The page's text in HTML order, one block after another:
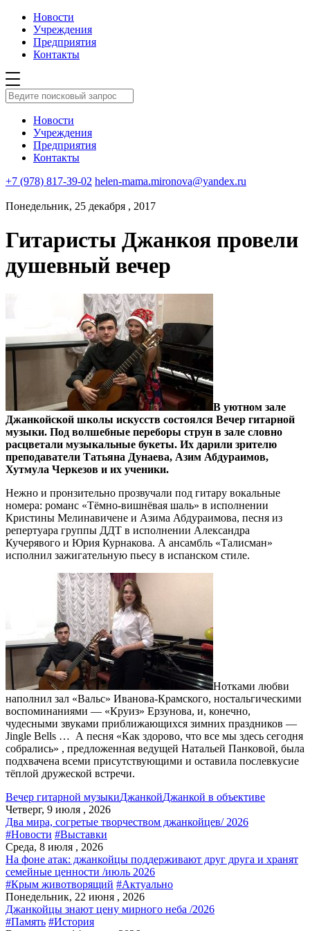
Новости
Учреждения
Предприятия
Контакты
Новости
Учреждения
Предприятия
Контакты
+7 (978) 817-39-02 helen-mama.mironova@yandex.ru
Понедельник, 25 декабря , 2017
Гитаристы Джанкоя провели
душевный вечер
В уютном зале
Джанкойской школы искусств состоялся Вечер гитарной
музыки. Под волшебные переборы струн в зале словно
расцветали музыкальные букеты. Их дарили зрителю
преподаватели Татьяна Дунаева, Азим Абдураимов,
Хутмула Черкезов и их ученики.
Нежно и пронзительно прозвучали под гитару вокальные
номера: романс «Тёмно-вишнёвая шаль» в исполнении
Кристины Мелинавичене и Азима Абдураимова, песня из
репертуара группы ДДТ в исполнении Александра
Кучерявого и Юрия Курнакова. А ансамбль «Талисман»
исполнил зажигательную пьесу в испанском стиле.
Нотками любви
наполнил зал «Вальс» Иванова-Крамского, ностальгическими
воспоминаниями — «Круиз» Ерзунова, и, конечно,
чудесными звуками приближающихся зимних праздников —
Jingle Bells … А песня «Как здорово, что все мы здесь сегодня
собрались» , предложенная ведущей Натальей Панковой, была
подхвачена всеми присутствующими и оставила послевкусие
тёплой дружеской встречи.
Вечер гитарной музыкиДжанкойДжанкой в объективе
Четверг, 9 июля , 2026
Два мира, согретые творчеством джанкойцев/ 2026
#Новости #Выставки
Среда, 8 июля , 2026
На фоне атак: джанкойцы поддерживают друг друга и хранят
семейные ценности /июль 2026
#Крым животворящий #Актуально
Понедельник, 22 июня , 2026
Джанкойцы знают цену мирного неба /2026
#Память #История